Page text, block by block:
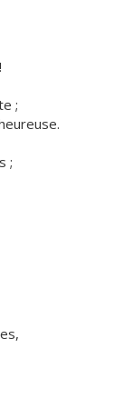
;
;